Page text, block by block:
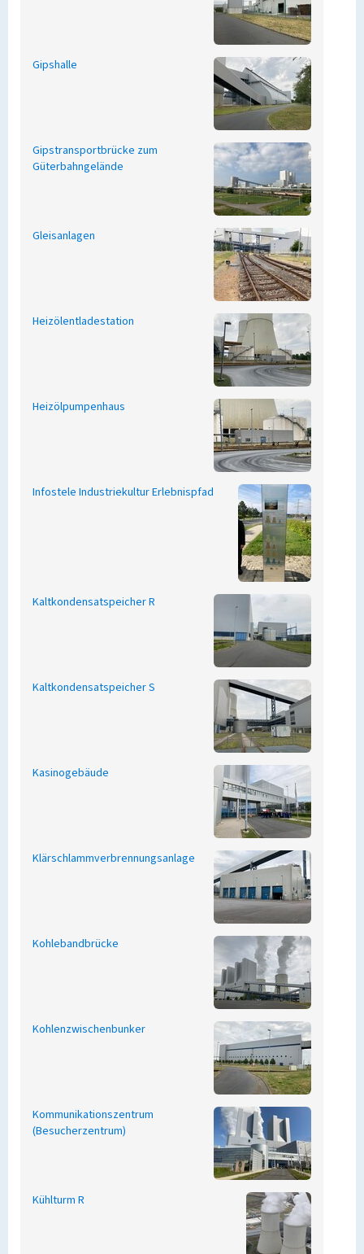
Gipshalle
Gipstransportbrücke zum
Güterbahngelände
Gleisanlagen
Heizölentladestation
Heizölpumpenhaus
Infostele Industriekultur Erlebnispfad
Kaltkondensatspeicher R
Kaltkondensatspeicher S
Kasinogebäude
Klärschlammverbrennungsanlage
Kohlebandbrücke
Kohlenzwischenbunker
Kommunikationszentrum
(Besucherzentrum)
Kühlturm R